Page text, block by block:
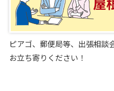
ピアゴ、郵便局等、出張相談
お立ち寄りください！